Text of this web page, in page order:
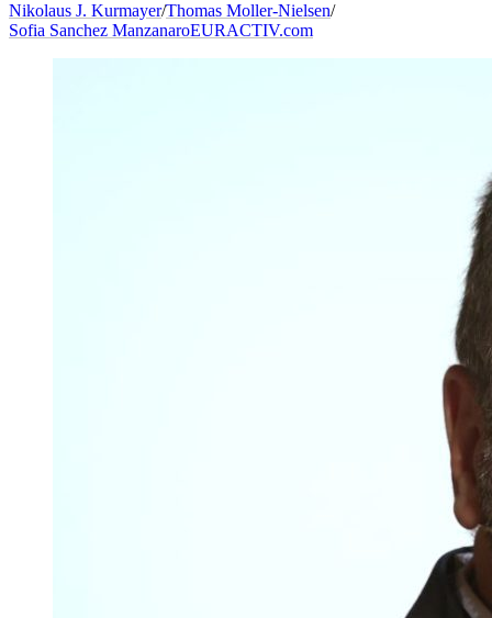
Nikolaus J. Kurmayer/Thomas Moller-Nielsen/
Sofia Sanchez ManzanaroEURACTIV.com